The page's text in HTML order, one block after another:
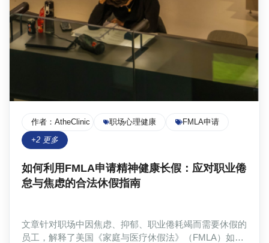
作者： AtheClinic Team职场心理健康
FMLA申请
+2 更多
如何利用FMLA申请精神健康长假：应对职业倦
怠与焦虑的合法休假指南
文章针对职场中因焦虑、抑郁、职业倦耗竭而需要休假的
员工，解释了美国《家庭与医疗休假法》（FMLA）如何